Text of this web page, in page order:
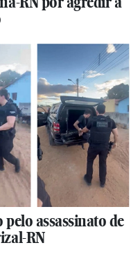
assassinato de
RN